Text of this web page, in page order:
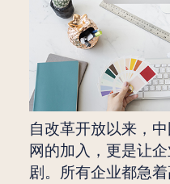
自改革开放以来，
网的加入，更是让
剧。所有企业都急